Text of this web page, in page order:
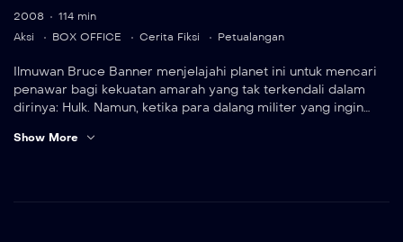
2008
114 min
Aksi
BOX OFFICE Cerita Fiksi Petualangan
Ilmuwan Bruce Banner menjelajahi planet ini untuk mencari
penawar bagi kekuatan amarah yang tak terkendali dalam
dirinya: Hulk. Namun, ketika para dalang militer yang ingin
peradaban, ia mendapati dirinya berhadapan langsung
Show More